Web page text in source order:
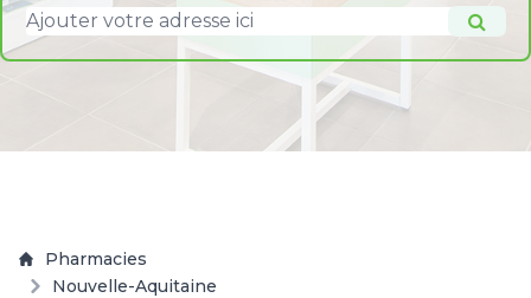
Pharmacies
Nouvelle-Aquitaine